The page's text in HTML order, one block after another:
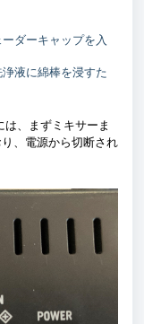
ダーキャップを入
液に綿棒を浸すた
、まずミキサーま
、電源から切断され